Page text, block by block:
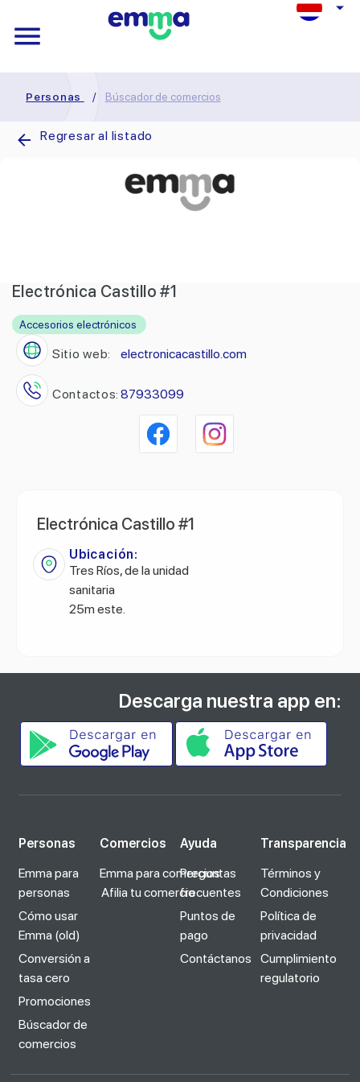
Personas / Búscador de comercios
Regresar al listado
Electrónica Castillo #1
Accesorios electrónicos
Sitio web: electronicacastillo.com
Contactos: 87933099
Electrónica Castillo #1
Ubicación:
Tres Ríos, de la unidad
sanitaria
25m este.
Descarga nuestra app en:
Personas
Emma para
personas
Cómo usar
Emma (old)
Conversión a
tasa cero
Promociones
Búscador de
comercios
Comercios
Emma para comercios
Afilia tu comercio
Ayuda
Preguntas
frecuentes
Puntos de
pago
Contáctanos
Transparencia
Términos y
Condiciones
Política de
privacidad
Cumplimiento
regulatorio